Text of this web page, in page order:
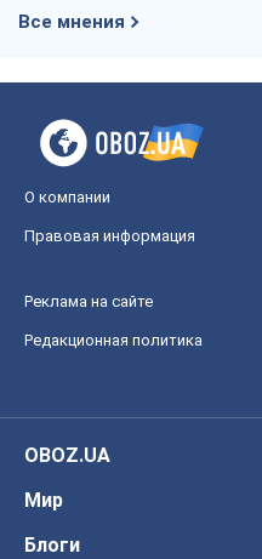
Все мнения
О компании
Правовая информация
Реклама на сайте
Редакционная политика
OBOZ.UA
Мир
Блоги